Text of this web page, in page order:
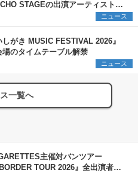
STAGEの出演アーティストを
ニュース
がき MUSIC FESTIVAL 2026』
のタイムテーブル解禁
ニュース
一覧へ
主催対バンツアー
TOUR 2026』全出演者を